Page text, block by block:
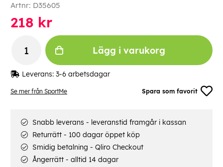
Se mer från SportMe Spara som favorit
Artnr: D35605
218 kr
Lägg i varukorg
Leverans: 3-6 arbetsdagar
Snabb leverans - leveranstid framgår i kassan
Returrätt - 100 dagar öppet köp
Smidig betalning - Qliro Checkout
Ångerrätt - alltid 14 dagar